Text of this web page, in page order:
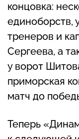
концовка:
единоборств,
тренеров и
Сергеева, а
у ворот
приморская
матч до
Теперь